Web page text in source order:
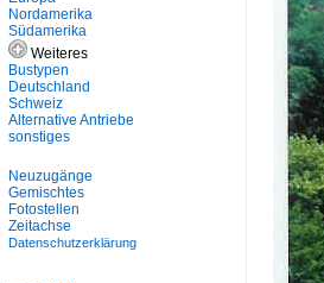
Nordamerika
Südamerika
Weiteres
Bustypen
Deutschland
Schweiz
Alternative Antriebe
sonstiges
Neuzugänge
Gemischtes
Fotostellen
Zeitachse
Datenschutzerklärung